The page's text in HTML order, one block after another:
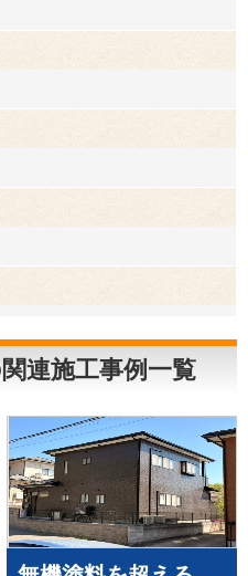
外壁塗装
屋根塗装
連施工事例一覧